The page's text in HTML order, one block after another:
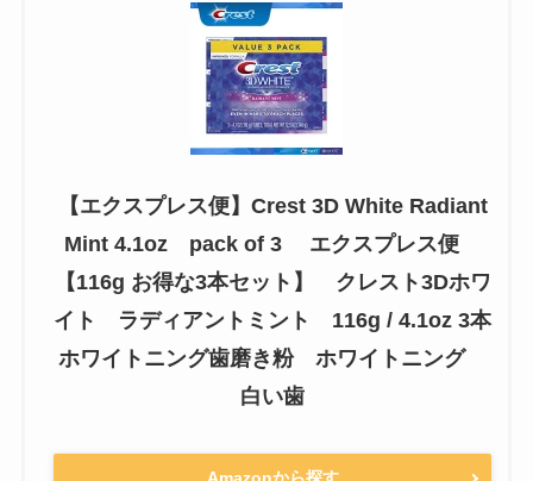
【エクスプレス便】Crest 3D White Radiant
Mint 4.1oz pack of 3 エクスプレス便
【116g お得な3本セット】 クレスト3Dホワ
イト ラディアントミント 116g / 4.1oz 3本
ホワイトニング歯磨き粉 ホワイトニング
白い歯